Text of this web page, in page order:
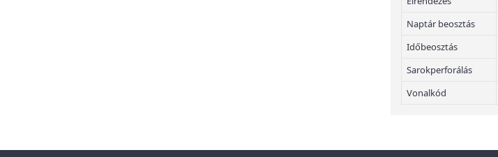
Naptár beosztás
Időbeosztás
Sarokperforálás
Vonalkód